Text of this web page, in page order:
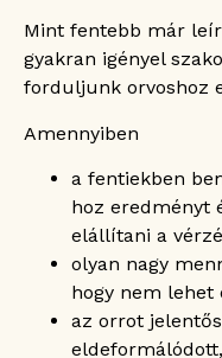
Mint fentebb már
gyakran igényel
forduljunk orvoshoz
Amennyiben
a fentiekben
hoz eredményt
elállítani a
olyan nagy
hogy nem lehet
az orrot